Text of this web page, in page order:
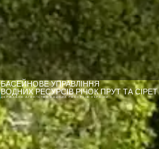
БАСЕЙНОВЕ УПРАВЛІННЯ
ВОДНИХ РЕСУРСІВ РІЧОК ПРУТ ТА СІРЕТ
ДЕРЖАВНЕ АГЕНТСТВО ВОДНИХ РЕСУРСІВ УКРАЇНИ